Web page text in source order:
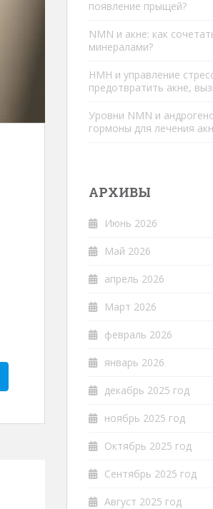
появление прыщей?
NMN и акне: как
минералами?
НМН и управление
предотвратить акне,
Уровни NMN и
гормоны для лечения
АРХИВЫ
Июнь 2026
Май 2026
апрель 2026
Март 2026
февраль 2026
январь 2026
декабрь 2025 год
ноябрь 2025 год
Октябрь 2025 год
Сентябрь 2025 год
Август 2025 год